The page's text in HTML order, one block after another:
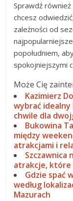
Sprawdź
chcesz
zależności od
popołudniem,
spokojniejszymi
Może Cię
Kazimierz
wybrać
chwile dla
Bukowina
między
atrakcjami i
Szczawnica
atrakcje,
Gdzie spać
według
Mazurach